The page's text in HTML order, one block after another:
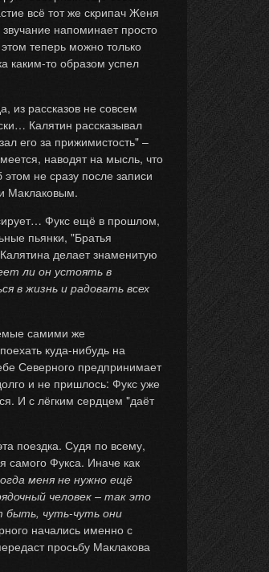
всё тот же скрипач Женя
напоминает просто
теперь можно только
каким-то образом успел
из рассказов не совсем
Калятин рассказывал
его за прижимистость" –
наводят на мысль, что
не сразу после записи
Маклаковым.
Фукс ещё в прошлом,
пьянки, "Братья
делает знаменитую
ли он устоять в
в жизнь и радовать всех
самими же
куда-нибудь на
Северного предпринимает
и не пришлось: Фукс уже
И с лёгким сердцем "даёт
поездка. Судя по всему,
самого Фукса. Иначе как
меня не нужно ещё
человек – так это
чуть-чуть они
начались именно с
просьбу Маклакова